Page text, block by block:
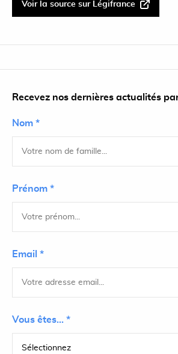
Voir la source sur Légifrance
Recevez nos dernières actualités
Nom *
Prénom *
Email *
Vous êtes... *